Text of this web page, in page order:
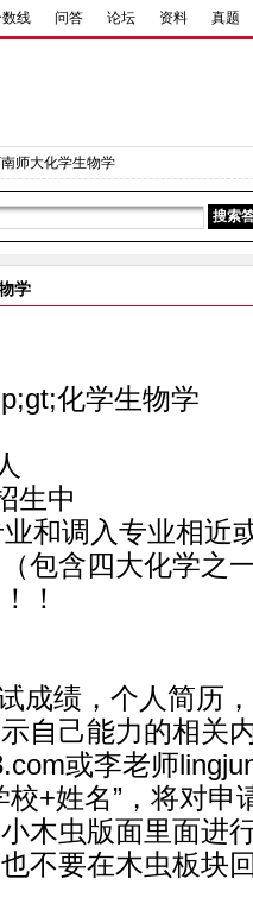
线 问答 论坛 资料 真题
师大化学生物学
学
化学生物学
中
和调入专业相近
包含四大化学之
！
成绩，个人简历
自己能力的相关
或李老师
校+姓名”，将对
木虫版面里面进
不要在木虫板块